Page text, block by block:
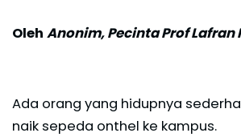
Oleh Anonim, Pecinta Prof Lafran
Ada orang yang hidupnya
naik sepeda onthel ke kampus.